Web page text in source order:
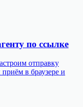
по ссылке
отправку
в браузере и